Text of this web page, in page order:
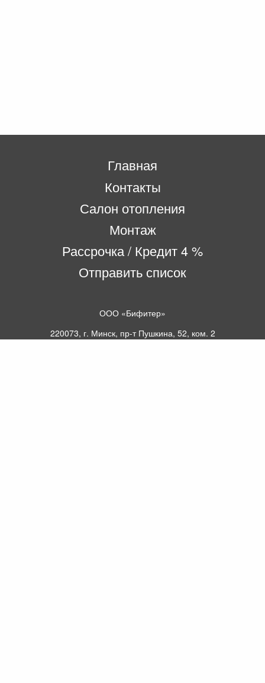
Главная
Контакты
Салон отопления
Монтаж
Рассрочка / Кредит 4 %
Отправить список
ООО «Бифитер»
220073, г. Минск, пр-т Пушкина, 52, ком. 2